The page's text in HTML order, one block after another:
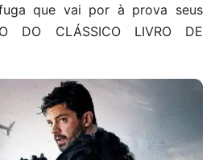
que vai por à prova seus
DO CLÁSSICO LIVRO DE